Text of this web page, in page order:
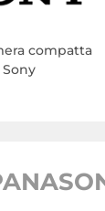
compatta
Sony